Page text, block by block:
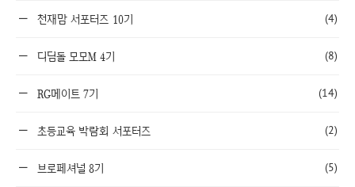
천재맘 서포터즈 10기 (4)
디딤돌 모모M 4기 (8)
RG메이트 7기 (14)
초등교육 박람회 서포터즈 (2)
브로페셔널 8기 (5)